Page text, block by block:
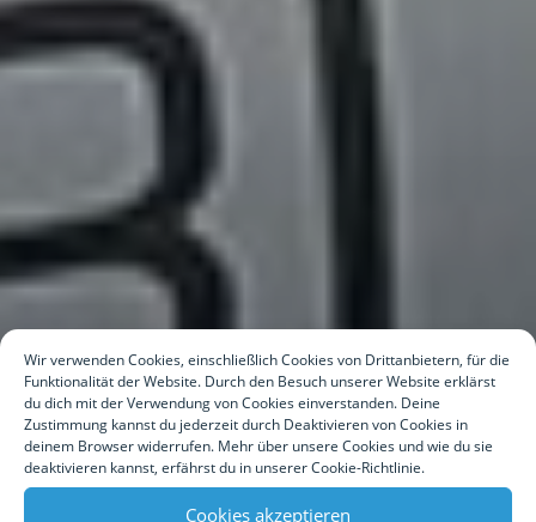
Wir verwenden Cookies, einschließlich Cookies von Drittanbietern, für die
Funktionalität der Website. Durch den Besuch unserer Website erklärst
du dich mit der Verwendung von Cookies einverstanden. Deine
Zustimmung kannst du jederzeit durch Deaktivieren von Cookies in
deinem Browser widerrufen. Mehr über unsere Cookies und wie du sie
deaktivieren kannst, erfährst du in unserer Cookie-Richtlinie.
Cookies akzeptieren